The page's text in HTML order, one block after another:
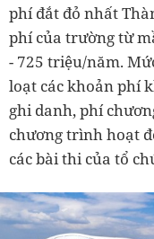
phí đắt đỏ nhất
phí của trường từ
- 725 triệu/năm.
loạt các khoản phí
ghi danh, phí
chương trình hoạt
các bài thi của tổ